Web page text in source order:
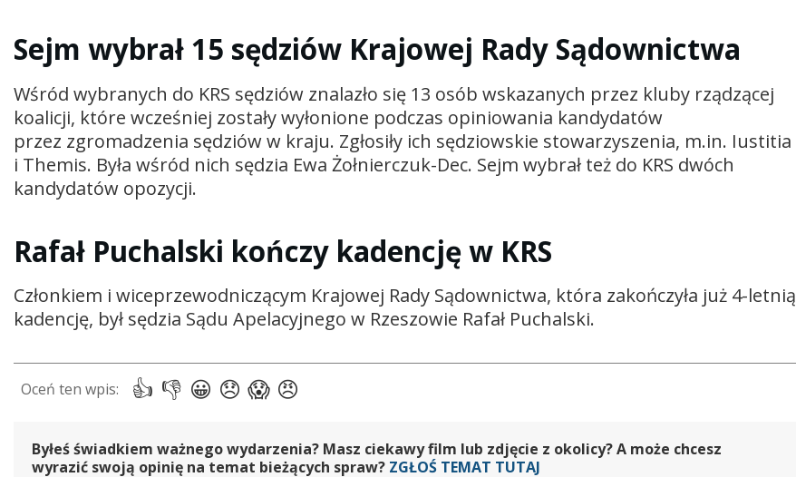
Sejm wybrał 15 sędziów Krajowej Rady Sądownictwa
Wśród wybranych do KRS sędziów znalazło się 13 osób wskazanych przez kluby rządzącej
koalicji, które wcześniej zostały wyłonione podczas opiniowania kandydatów
przez zgromadzenia sędziów w kraju. Zgłosiły ich sędziowskie stowarzyszenia, m.in. Iustitia
i Themis. Była wśród nich sędzia Ewa Żołnierczuk-Dec. Sejm wybrał też do KRS dwóch
kandydatów opozycji.
Rafał Puchalski kończy kadencję w KRS
Członkiem i wiceprzewodniczącym Krajowej Rady Sądownictwa, która zakończyła już 4-letnią
kadencję, był sędzia Sądu Apelacyjnego w Rzeszowie Rafał Puchalski.
Byłeś świadkiem ważnego wydarzenia? Masz ciekawy film lub zdjęcie z okolicy? A może chcesz
wyrazić swoją opinię na temat bieżących spraw? ZGŁOŚ TEMAT TUTAJ